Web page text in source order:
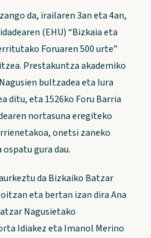
da, irailaren 3an eta 4an,
(EHU) “Bizkaia eta
Foruaren 500 urte”
Prestakuntza akademiko
bultzadea eta Iura
ditu, eta 1526ko Foru Barria
nortasuna eregiteko
onetsi zaneko
gura dau.
da Bizkaiko Batzar
eta bertan izan dira Ana
Nagusietako
Idiakez eta Imanol Merino